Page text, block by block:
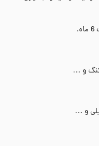
کنگ و …
و …